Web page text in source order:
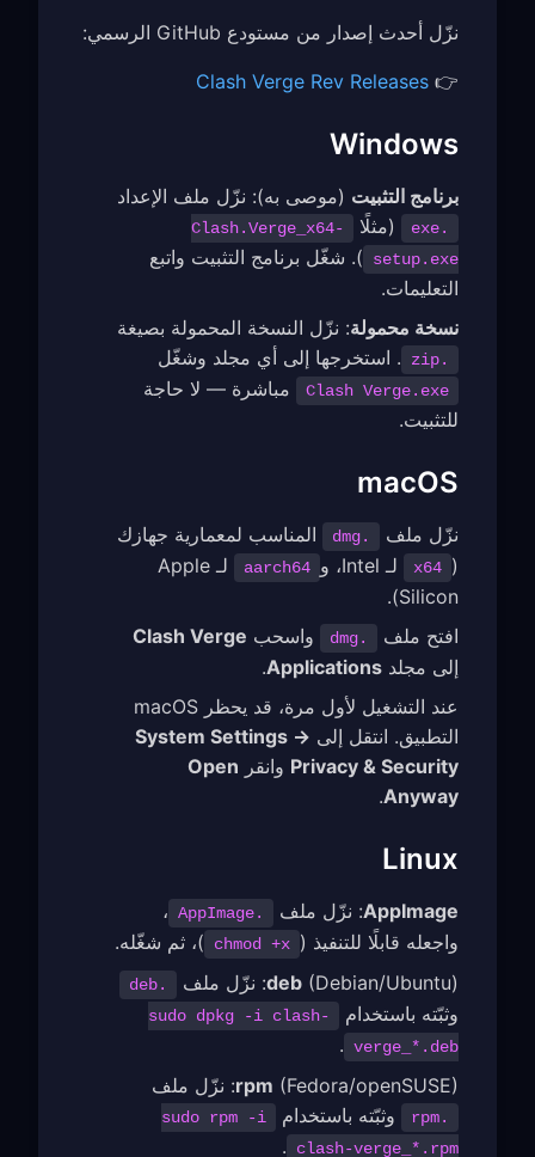
نزّل أحدث إصدار من مستودع GitHub الرسمي:
👉
Clash Verge Rev Releases
Windows
برنامج التثبيت (موصى به): نزّل ملف الإعداد
.exe (مثلًا
Clash.Verge_x64-
setup.exe
). شغّل برنامج التثبيت واتبع
التعليمات.
نسخة محمولة: نزّل النسخة المحمولة بصيغة
.zip . استخرجها إلى أي مجلد وشغّل
Clash Verge.exe
مباشرة — لا حاجة
للتثبيت.
macOS
نزّل ملف .dmg
المناسب لمعمارية جهازك
(
x64 لـ Intel، و aarch64
لـ Apple
Silicon).
افتح ملف
.dmg واسحب Clash Verge
إلى مجلد Applications
.
عند التشغيل لأول مرة، قد يحظر macOS
التطبيق. انتقل إلى System Settings →
Privacy & Security وانقر Open
Anyway
.
Linux
AppImage: نزّل ملف .AppImage
،
واجعله قابلًا للتنفيذ ( chmod +x
)، ثم شغّله.
deb (Debian/Ubuntu): نزّل ملف .deb
وثبّته باستخدام
sudo dpkg -i clash-
verge_*.deb
.
rpm (Fedora/openSUSE): نزّل ملف
.rpm وثبّته باستخدام
sudo rpm -i
clash-verge_*.rpm
.